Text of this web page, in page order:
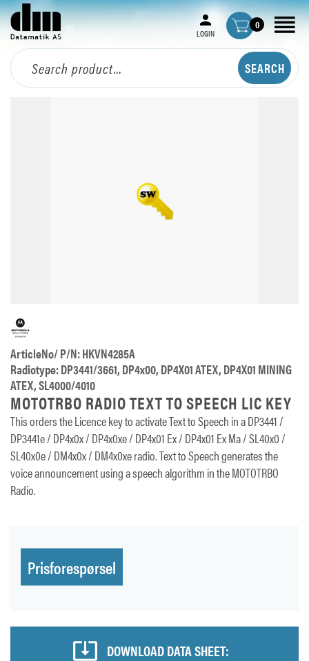
LOGIN
0
ArticleNo/ P/N: HKVN4285A
Radiotype: DP3441/3661, DP4x00, DP4X01 ATEX, DP4X01 MINING
ATEX, SL4000/4010
MOTOTRBO RADIO TEXT TO SPEECH LIC KEY
This orders the Licence key to activate Text to Speech in a DP3441 /
DP3441e / DP4x0x / DP4x0xe / DP4x01 Ex / DP4x01 Ex Ma / SL40x0 /
SL40x0e / DM4x0x / DM4x0xe radio. Text to Speech generates the
voice announcement using a speech algorithm in the MOTOTRBO
Radio.
Prisforespørsel
DOWNLOAD DATA SHEET: